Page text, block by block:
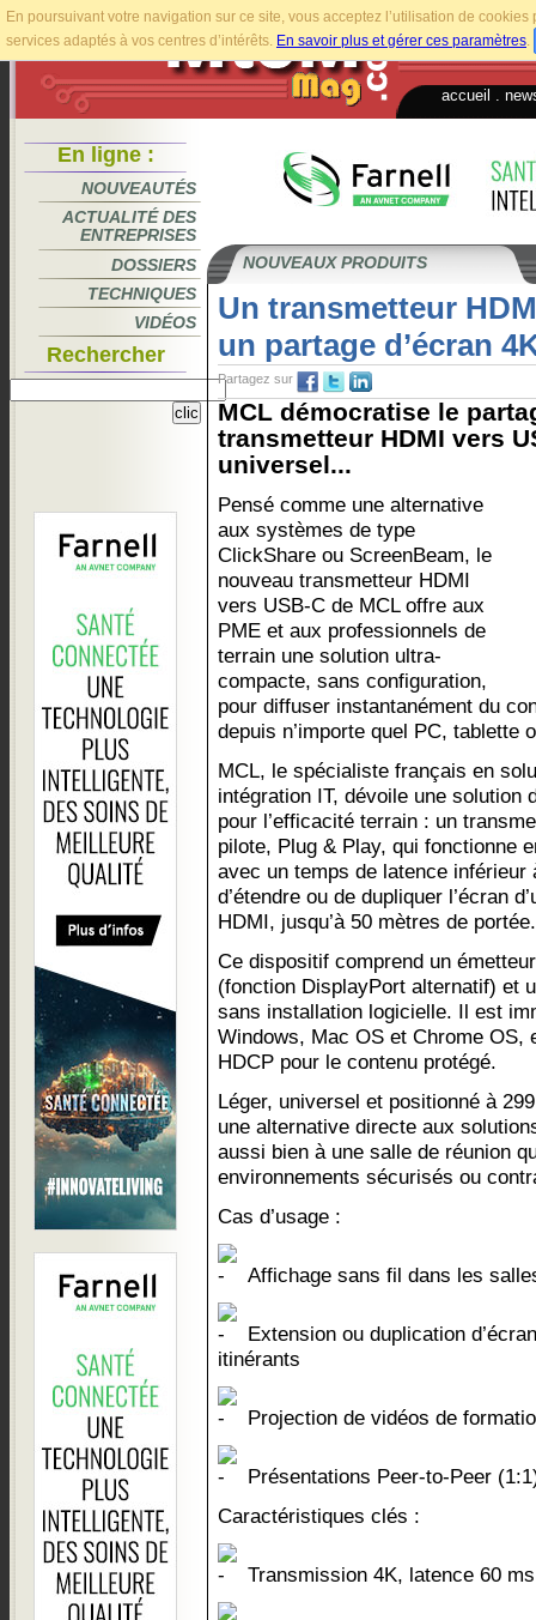
En poursuivant votre navigation sur ce site, vous acceptez l’utilisation de
services adaptés à vos centres d’intérêts. En savoir plus et gérer ces paramètres.
accueil
En ligne :
NOUVEAUTÉS
ACTUALITÉ DES
ENTREPRISES
DOSSIERS
TECHNIQUES
VIDÉOS
Rechercher
NOUVEAUX PRODUITS
Un transmetteur
un partage d’écran
Partagez sur
MCL démocratise le
transmetteur HDMI vers
universel...
Pensé comme une alternative
aux systèmes de type
ClickShare ou ScreenBeam, le
nouveau transmetteur HDMI
vers USB-C de MCL offre aux
PME et aux professionnels de
terrain une solution ultra-
compacte, sans configuration,
pour diffuser instantanément du
depuis n’importe quel PC, tablette
MCL, le spécialiste français en
intégration IT, dévoile une solution
pour l’efficacité terrain : un
pilote, Plug & Play, qui fonctionne
avec un temps de latence inférieur
d’étendre ou de dupliquer l’écran
HDMI, jusqu’à 50 mètres de portée.
Ce dispositif comprend un
(fonction DisplayPort alternatif) et
sans installation logicielle. Il est
Windows, Mac OS et Chrome OS,
HDCP pour le contenu protégé.
Léger, universel et positionné à
une alternative directe aux
aussi bien à une salle de réunion
environnements sécurisés ou
Cas d’usage :
Affichage sans fil dans les
Extension ou duplication
itinérants
Projection de vidéos de
Présentations Peer-to-Peer
Caractéristiques clés :
Transmission 4K, latence 60